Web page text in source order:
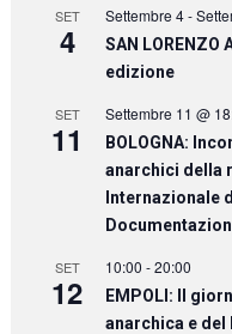
SET
4
Settembre 4-
SAN LORENZO
edizione
SET
11
Settembre 11 @
BOLOGNA:
anarchici della
Internazionale
SET
12
10:00 -20:00
EMPOLI: Il
anarchica e